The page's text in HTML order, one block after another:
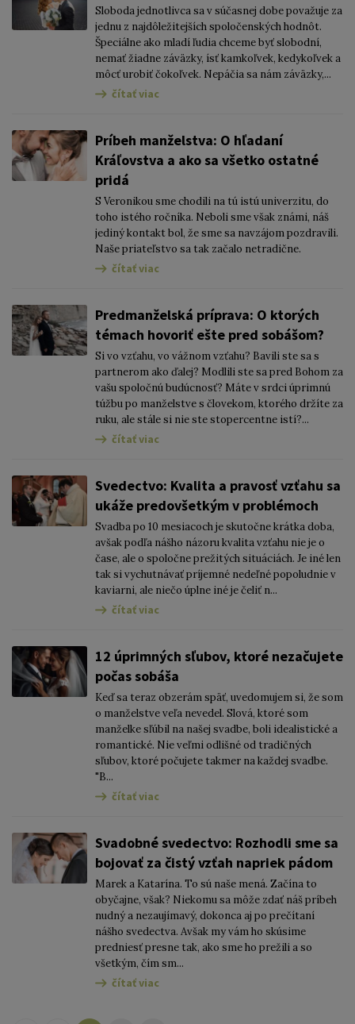
Sloboda jednotlivca sa v súčasnej dobe považuje za
jednu z najdôležitejších spoločenských hodnôt.
Špeciálne ako mladí ľudia chceme byť slobodní,
nemať žiadne záväzky, ísť kamkoľvek, kedykoľvek a
môcť urobiť čokoľvek. Nepáčia sa nám záväzky,...
čítať viac
Príbeh manželstva: O hľadaní
Kráľovstva a ako sa všetko ostatné
pridá
S Veronikou sme chodili na tú istú univerzitu, do
toho istého ročníka. Neboli sme však známi, náš
jediný kontakt bol, že sme sa navzájom pozdravili.
Naše priateľstvo sa tak začalo netradične.
čítať viac
Predmanželská príprava: O ktorých
témach hovoriť ešte pred sobášom?
​Si vo vzťahu, vo vážnom vzťahu? Bavili ste sa s
partnerom ako ďalej? Modlili ste sa pred Bohom za
vašu spoločnú budúcnosť? Máte v srdci úprimnú
túžbu po manželstve s človekom, ktorého držíte za
ruku, ale stále si nie ste stopercentne istí?...
čítať viac
Svedectvo: Kvalita a pravosť vzťahu sa
ukáže predovšetkým v problémoch
Svadba po 10 mesiacoch je skutočne krátka doba,
avšak podľa nášho názoru kvalita vzťahu nie je o
čase, ale o spoločne prežitých situáciách. Je iné len
tak si vychutnávať príjemné nedeľné popoludnie v
kaviarni, ale niečo úplne iné je čeliť n...
čítať viac
12 úprimných sľubov, ktoré nezačujete
počas sobáša
Keď sa teraz obzerám späť, uvedomujem si, že som
o manželstve veľa nevedel. Slová, ktoré som
manželke sľúbil na našej svadbe, boli idealistické a
romantické. Nie veľmi odlišné od tradičných
sľubov, ktoré počujete takmer na každej svadbe.
"B...
čítať viac
Svadobné svedectvo: Rozhodli sme sa
bojovať za čistý vzťah napriek pádom
Marek a Katarína. To sú naše mená. Začína to
obyčajne, však? Niekomu sa môže zdať náš príbeh
nudný a nezaujímavý, dokonca aj po prečítaní
nášho svedectva. Avšak my vám ho skúsime
predniesť presne tak, ako sme ho prežili a so
všetkým, čím sm...
čítať viac